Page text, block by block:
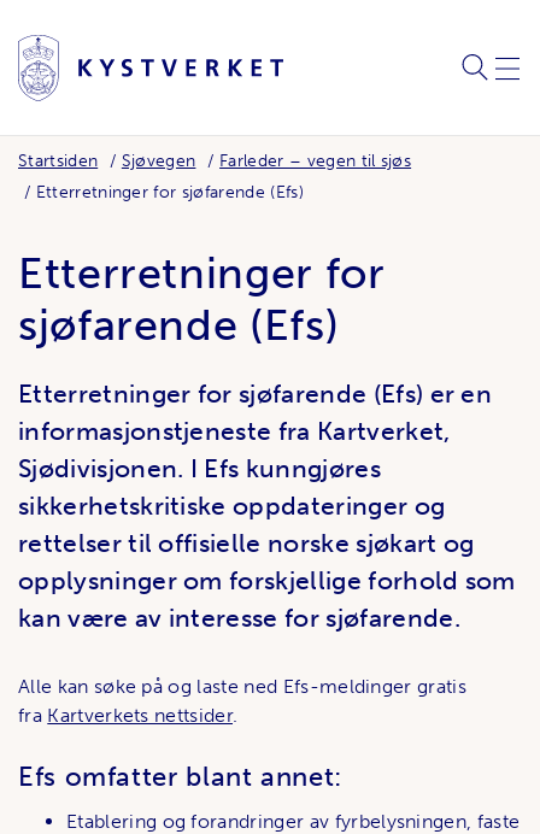
SØK
Startsiden Sjøvegen
Farleder – vegen til sjøs
Etterretninger for sjøfarende (Efs)
Etterretninger for
sjøfarende (Efs)
Etterretninger for sjøfarende (Efs) er en
informasjonstjeneste fra Kartverket,
Sjødivisjonen. I Efs kunngjøres
sikkerhetskritiske oppdateringer og
rettelser til offisielle norske sjøkart og
opplysninger om forskjellige forhold som
kan være av interesse for sjøfarende.
Alle kan søke på og laste ned Efs-meldinger gratis
fra Kartverkets nettsider.
Efs omfatter blant annet:
Etablering og forandringer av fyrbelysningen, faste